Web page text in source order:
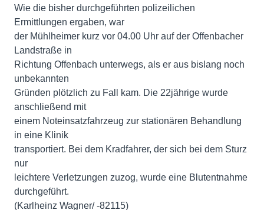
Wie die bisher durchgeführten polizeilichen
Ermittlungen ergaben, war
der Mühlheimer kurz vor 04.00 Uhr auf der Offenbacher
Landstraße in
Richtung Offenbach unterwegs, als er aus bislang noch
unbekannten
Gründen plötzlich zu Fall kam. Die 22jährige wurde
anschließend mit
einem Noteinsatzfahrzeug zur stationären Behandlung
in eine Klinik
transportiert. Bei dem Kradfahrer, der sich bei dem Sturz
nur
leichtere Verletzungen zuzog, wurde eine Blutentnahme
durchgeführt.
(Karlheinz Wagner/ -82115)